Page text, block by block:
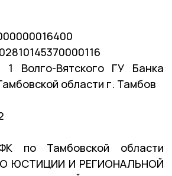
Вятского ГУ Банка
области г. Тамбов
по Тамбовской области
ЮСТИЦИИ И РЕГИОНАЛЬНОЙ